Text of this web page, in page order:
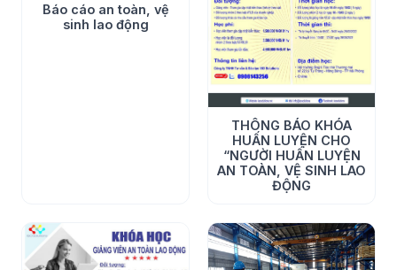
Báo cáo an toàn, vệ
sinh lao động
THÔNG BÁO KHÓA
HUẤN LUYỆN CHO
“NGƯỜI HUẤN LUYỆN
AN TOÀN, VỆ SINH LAO
ĐỘNG